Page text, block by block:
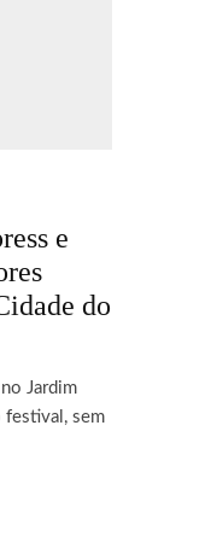
e
do
Jardim
festival, sem